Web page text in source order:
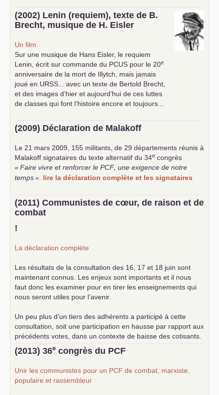
(2002) Lenin (requiem), texte de B.
Brecht, musique de H. Eisler
Un film
Sur une musique de Hans Eisler, le requiem
Lenin, écrit sur commande du PCUS pour le 20e
anniversaire de la mort de Illytch, mais jamais
joué en URSS ... avec un texte de Bertold Brecht,
et des images d’hier et aujourd’hui de ces luttes
de classes qui font l’histoire encore et toujours...
(2009) Déclaration de Malakoff
Le 21 mars 2009, 155 militants, de 29 départements réunis à
Malakoff signataires du texte alternatif du 34e congrès
«Faire vivre et renforcer le PCF , une exigence de notre
temps» lire la déclaration complète et les signataires
(2011) Communistes de cœur, de raison et de
combat
!
La déclaration complète
Les résultats de la consultation des 16, 17 et 18 juin sont
maintenant connus. Les enjeux sont importants et il nous
faut donc les examiner pour en tirer les enseignements qui
nous seront utiles pour l’avenir.
Un peu plus d’un tiers des adhérents a participé à cette
consultation, soit une participation en hausse par rapport aux
précédents votes, dans un contexte de baisse des cotisants.
... lire la suite
(2013) 36e congrès du PCF
Unir les communistes pour un PCF de combat, marxiste,
populaire et rassembleur